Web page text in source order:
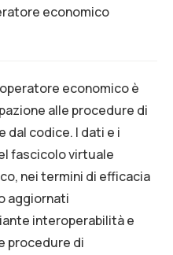
economico
economico è
alle procedure di
codice. I dati e i
fascicolo virtuale
nei termini di efficacia
aggiornati
interoperabilità e
procedure di